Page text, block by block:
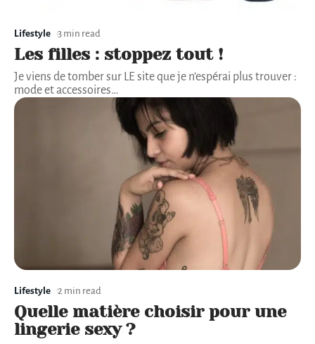
Lifestyle 3 min read
Les filles : stoppez tout !
Je viens de tomber sur LE site que je n’espérai plus trouver :
mode et accessoires…
Lifestyle 2 min read
Quelle matière choisir pour une
lingerie sexy ?